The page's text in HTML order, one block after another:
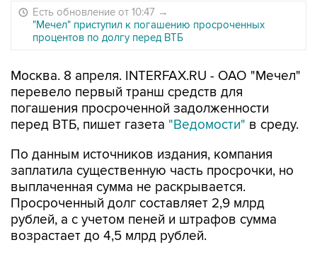
Есть обновление от 10:47 →
"Мечел" приступил к погашению просроченных
процентов по долгу перед ВТБ
Москва. 8 апреля. INTERFAX.RU - ОАО "Мечел"
перевело первый транш средств для
погашения просроченной задолженности
перед ВТБ, пишет газета "Ведомости" в среду.
По данным источников издания, компания
заплатила существенную часть просрочки, но
выплаченная сумма не раскрывается.
Просроченный долг составляет 2,9 млрд
рублей, а с учетом пеней и штрафов сумма
возрастает до 4,5 млрд рублей.